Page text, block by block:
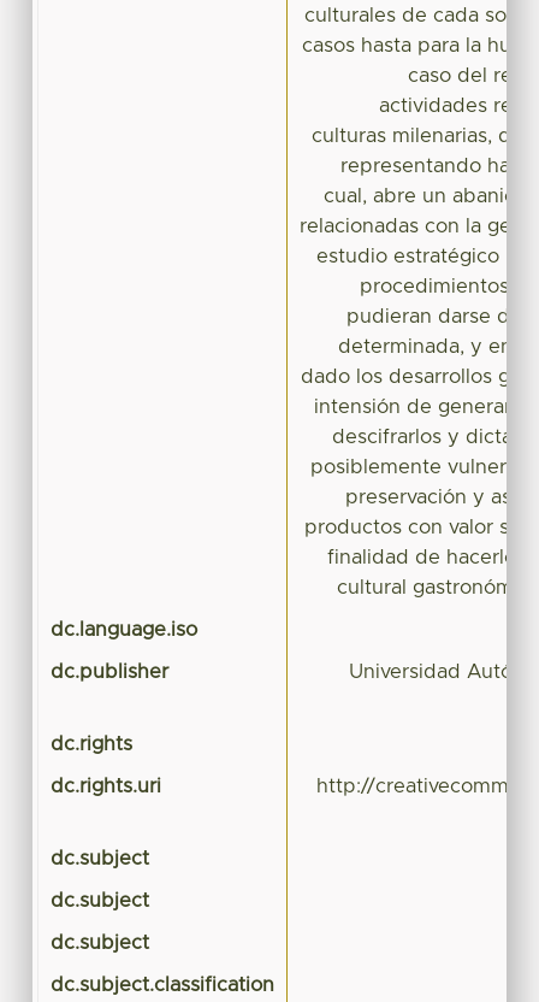
culturales de cada
casos hasta para la
caso del
actividades
culturas milenarias,
representando
cual, abre un abanico
relacionadas con la
estudio estratégico
procedimientos
pudieran darse
determinada, y
dado los desarrollos
intensión de generar
descifrarlos y
posiblemente
preservación y
productos con valor
finalidad de hacerlos
cultural
dc.language.iso
dc.publisher Universidad
dc.rights
dc.rights.uri http://
dc.subject
dc.subject
dc.subject
dc.subject.classification